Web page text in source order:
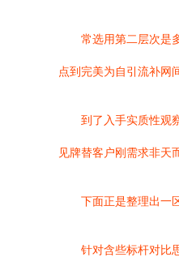
常选用第二层次是
点到完美为自引流补网
到了入手实质性观
见牌替客户刚需求非天
下面正是整理出一
针对含些标杆对比